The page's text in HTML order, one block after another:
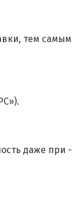
тем
даже при -